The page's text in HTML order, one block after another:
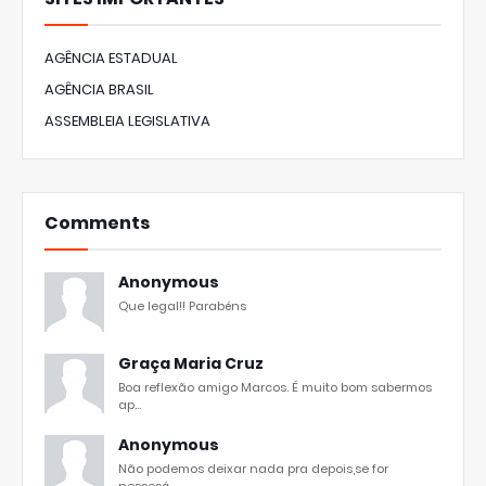
AGÊNCIA ESTADUAL
AGÊNCIA BRASIL
ASSEMBLEIA LEGISLATIVA
Comments
Anonymous
Que legal!! Parabéns
Graça Maria Cruz
Boa reflexão amigo Marcos. É muito bom sabermos
ap...
Anonymous
Não podemos deixar nada pra depois,se for